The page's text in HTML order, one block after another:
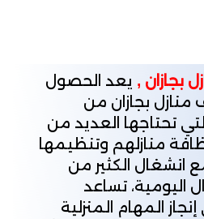
بجازان , يعد الحصول
بجازان من
تحتاجها العديد من
منازلهم وتنظيمها
انشغال الكثير من
اليومية، تساعد
المهام المنزلية